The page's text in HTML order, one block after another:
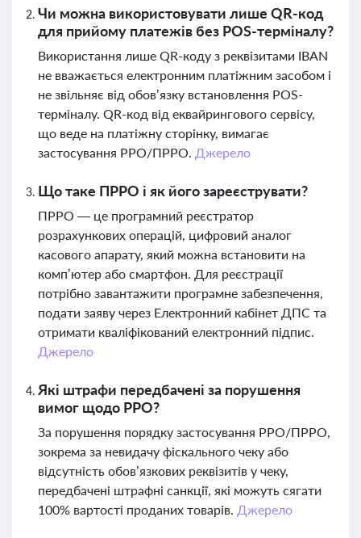
Чи можна використовувати лише QR-код
для прийому платежів без POS-терміналу?
Використання лише QR-коду з реквізитами IBAN
не вважається електронним платіжним засобом і
не звільняє від обов’язку встановлення POS-
терміналу. QR-код від еквайрингового сервісу,
що веде на платіжну сторінку, вимагає
застосування РРО/ПРРО. Джерело
Що таке ПРРО і як його зареєструвати?
ПРРО — це програмний реєстратор
розрахункових операцій, цифровий аналог
касового апарату, який можна встановити на
комп’ютер або смартфон. Для реєстрації
потрібно завантажити програмне забезпечення,
подати заяву через Електронний кабінет ДПС та
отримати кваліфікований електронний підпис.
Джерело
Які штрафи передбачені за порушення
вимог щодо РРО?
За порушення порядку застосування РРО/ПРРО,
зокрема за невидачу фіскального чеку або
відсутність обов’язкових реквізитів у чеку,
передбачені штрафні санкції, які можуть сягати
100% вартості проданих товарів. Джерело